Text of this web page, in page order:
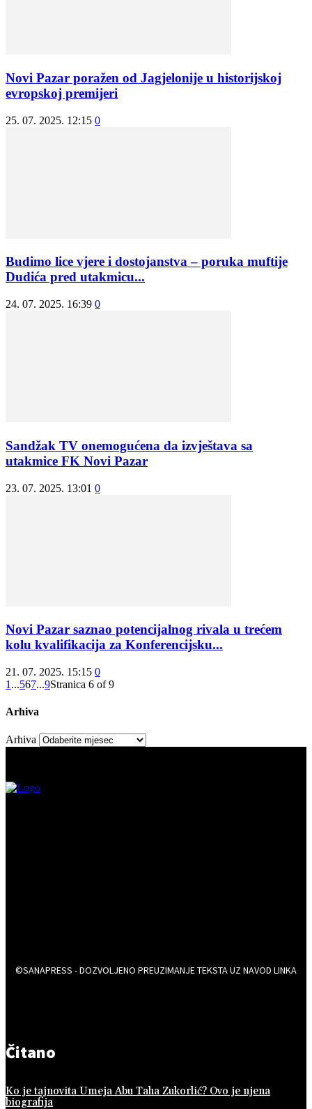
Novi Pazar poražen od Jagjelonije u historijskoj
evropskoj premijeri
25. 07. 2025. 12:15 0
Budimo lice vjere i dostojanstva – poruka muftije
Dudića pred utakmicu...
24. 07. 2025. 16:39 0
Sandžak TV onemogućena da izvještava sa
utakmice FK Novi Pazar
23. 07. 2025. 13:01 0
Novi Pazar saznao potencijalnog rivala u trećem
kolu kvalifikacija za Konferencijsku...
21. 07. 2025. 15:15 0
1 ...567...9Stranica 6 of 9
Arhiva
Arhiva
©SANAPRESS - DOZVOLJENO PREUZIMANJE TEKSTA UZ NAVOD LINKA
Čitano
Ko je tajnovita Umeja Abu Taha Zukorlić? Ovo je njena
biografija